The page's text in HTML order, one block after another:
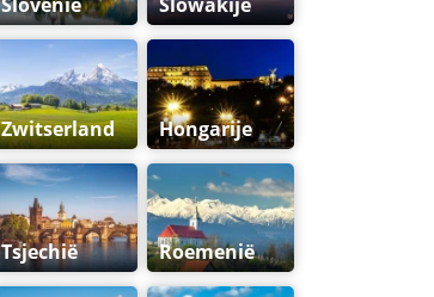
Slovenië Slowakije
Zwitserland Hongarije
Tsjechië Roemenië